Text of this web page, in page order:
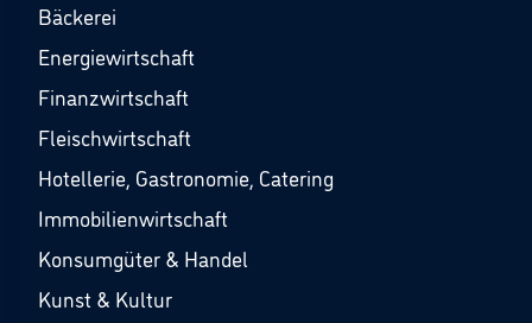
Bäckerei
Energiewirtschaft
Finanzwirtschaft
Fleischwirtschaft
Hotellerie, Gastronomie, Catering
Immobilienwirtschaft
Konsumgüter & Handel
Kunst & Kultur